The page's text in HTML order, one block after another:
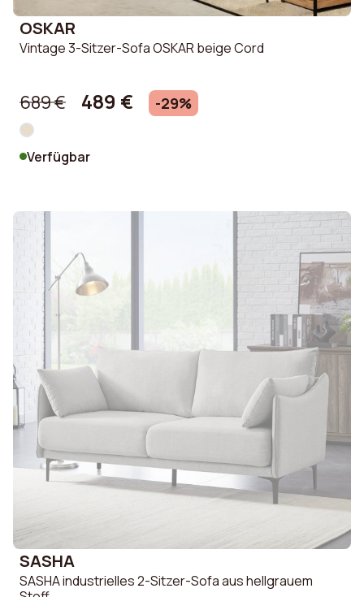
OSKAR
Vintage 3-Sitzer-Sofa OSKAR beige Cord
689 € 489 € -29%
Verfügbar
SASHA
SASHA industrielles 2-Sitzer-Sofa aus hellgrauem